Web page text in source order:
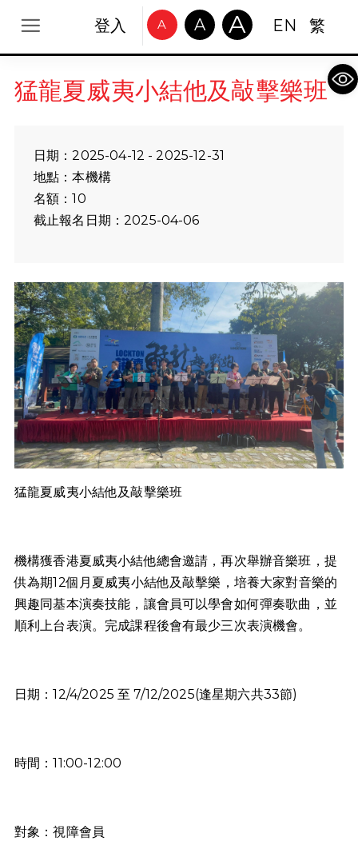
登入 A A A EN 繁
猛龍夏威夷小結他及敲擊樂班
日期：2025-04-12 - 2025-12-31
地點：本機構
名額：10
截止報名日期：2025-04-06
猛龍夏威夷小結他及敲擊樂班
機構獲香港夏威夷小結他總會邀請，再次舉辦音樂班，提
供為期12個月夏威夷小結他及敲擊樂，培養大家對音樂的
興趣同基本演奏技能，讓會員可以學會如何彈奏歌曲，並
順利上台表演。完成課程後會有最少三次表演機會。
日期：12/4/2025 至 7/12/2025(逢星期六共33節)
時間：11:00-12:00
對象：視障會員